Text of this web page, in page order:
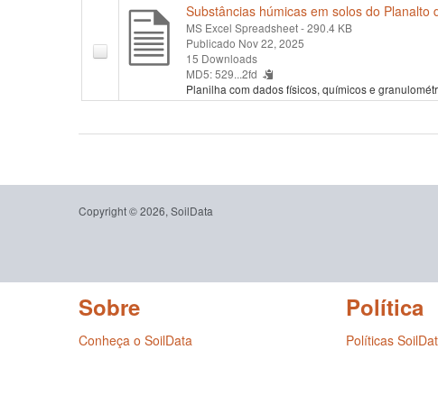
Substâncias húmicas em solos do Planalto
MS Excel Spreadsheet- 290.4 KB
Publicado Nov 22, 2025
15 Downloads
MD5: 529...2fd
Planilha com dados físicos, químicos e
Copyright © 2026, SoilData
Sobre
Conheça o SoilData
Política
Políticas